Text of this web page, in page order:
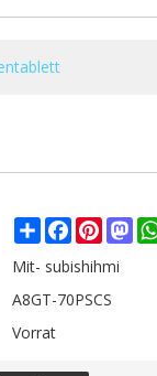
ShareFacebook
Mit- subishihmi
A8GT-70PSCS
Vorrat